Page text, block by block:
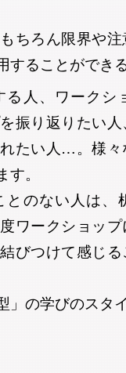
ちろん限界や
することができ
人、ワークシ
振り返りたい
たい人…。様
。
のない人は、
ワークショッ
びつけて感じ
」の学びのスタ